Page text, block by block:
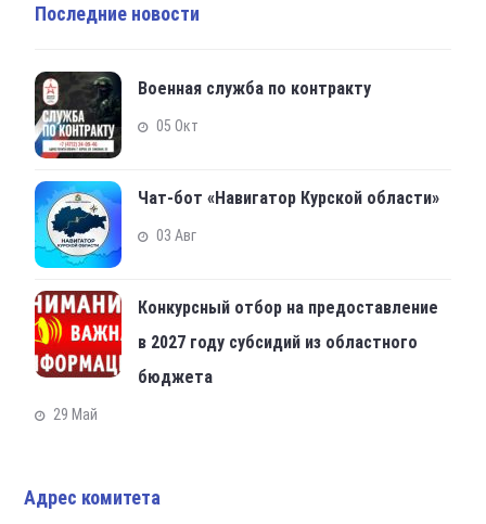
Последние новости
Военная служба по контракту
05 Окт
Чат-бот «Навигатор Курской области»
03 Авг
Конкурсный отбор на предоставление
в 2027 году субсидий из областного
бюджета
29 Май
Адрес комитета